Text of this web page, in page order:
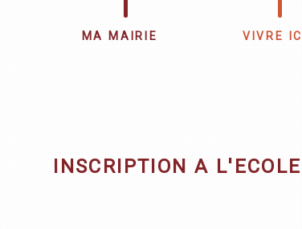
MA MAIRIE VIVRE ICI
INSCRIPTION A L'ECOLE